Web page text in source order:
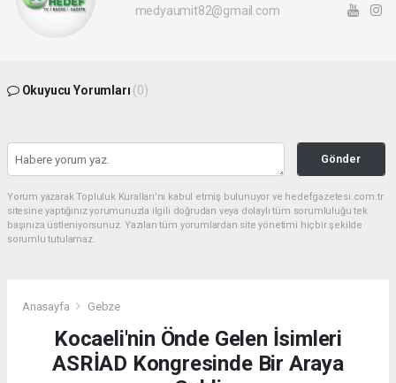
medyaumit82@gmail.com
Okuyucu Yorumları (0)
Gönder
Yorum yazarak Topluluk Kuralları’nı kabul etmiş bulunuyor ve hedefgazetesi.com.tr
sitesine yaptığınız yorumunuzla ilgili doğrudan veya dolaylı tüm sorumluluğu tek
başınıza üstleniyorsunuz. Yazılan tüm yorumlardan site yönetimi hiçbir şekilde
sorumlu tutulamaz.
Anasayfa Gebze
Kocaeli'nin Önde Gelen İsimleri
ASRİAD Kongresinde Bir Araya